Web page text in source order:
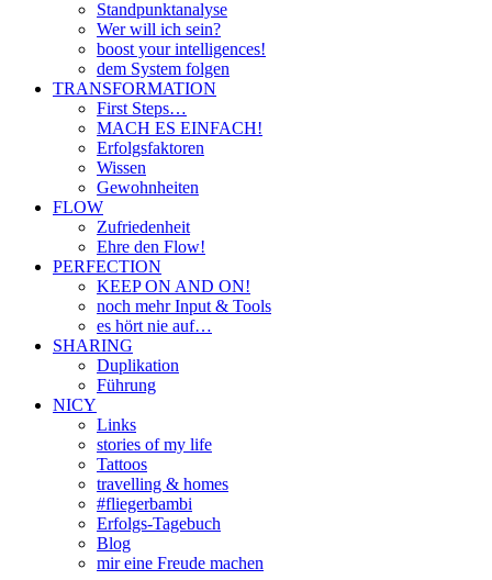
Standpunktanalyse
Wer will ich sein?
boost your intelligences!
dem System folgen
TRANSFORMATION
First Steps…
MACH ES EINFACH!
Erfolgsfaktoren
Wissen
Gewohnheiten
FLOW
Zufriedenheit
Ehre den Flow!
PERFECTION
KEEP ON AND ON!
noch mehr Input & Tools
es hört nie auf…
SHARING
Duplikation
Führung
NICY
Links
stories of my life
Tattoos
travelling & homes
#fliegerbambi
Erfolgs-Tagebuch
Blog
mir eine Freude machen